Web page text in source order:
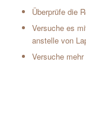
Überprüfe die
Versuche es
anstelle von
Versuche